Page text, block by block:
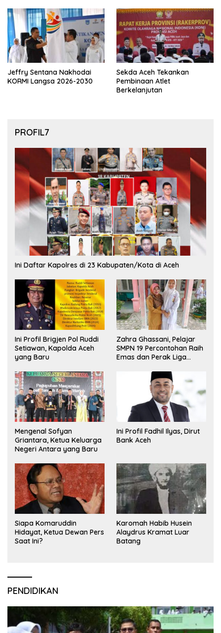
Jeffry Sentana Nakhodai
KORMI Langsa 2026-2030
Sekda Aceh Tekankan
Pembinaan Atlet
Berkelanjutan
PROFIL7
Ini Daftar Kapolres di 23 Kabupaten/Kota di Aceh
Ini Profil Brigjen Pol Ruddi
Setiawan, Kapolda Aceh
yang Baru
Zahra Ghassani, Pelajar
SMPN 19 Percontohan Raih
Emas dan Perak Liga
Mengenal Sofyan
Griantara, Ketua Keluarga
Negeri Antara yang Baru
Ini Profil Fadhil Ilyas, Dirut
Bank Aceh
Siapa Komaruddin
Hidayat, Ketua Dewan Pers
Saat Ini?
Karomah Habib Husein
Alaydrus Kramat Luar
Batang
PENDIDIKAN